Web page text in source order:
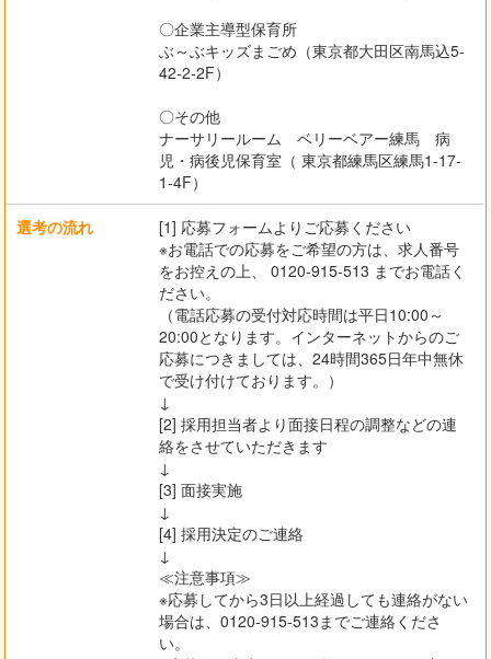
〇企業主導型保育所
ぶ～ぶキッズまごめ（東京都⼤⽥区南⾺込5-
42-2-2F）
〇その他
ナーサリールーム ベリーベアー練馬 病
児・病後児保育室（ 東京都練馬区練馬1-17-
1-4F）
選考の流れ
[1] 応募フォームよりご応募ください
※お電話での応募をご希望の方は、求人番号
をお控えの上、 0120-915-513 までお電話く
ださい。
（電話応募の受付対応時間は平日10:00～
20:00となります。インターネットからのご
応募につきましては、24時間365日年中無休
で受け付けております。）
↓
[2] 採用担当者より面接日程の調整などの連
絡をさせていただきます
↓
[3] 面接実施
↓
[4] 採用決定のご連絡
↓
≪注意事項≫
※応募してから3日以上経過しても連絡がない
場合は、0120-915-513までご連絡くださ
い。